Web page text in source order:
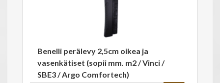
Benelli perälevy 2,5cm oikea ja
vasenkätiset (sopii mm. m2 / Vinci /
SBE3 / Argo Comfortech)